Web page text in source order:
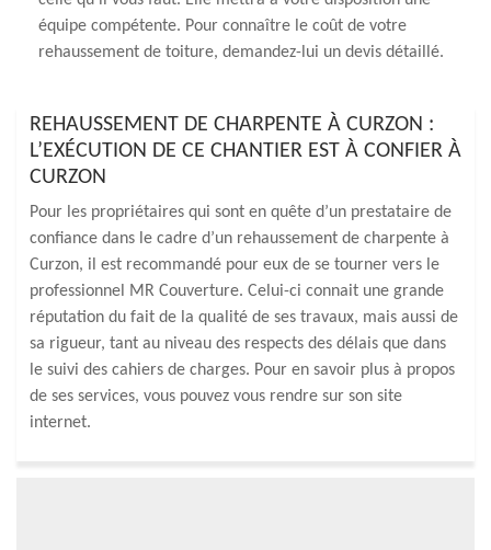
équipe compétente. Pour connaître le coût de votre
rehaussement de toiture, demandez-lui un devis détaillé.
REHAUSSEMENT DE CHARPENTE À CURZON :
L’EXÉCUTION DE CE CHANTIER EST À CONFIER À
CURZON
Pour les propriétaires qui sont en quête d’un prestataire de
confiance dans le cadre d’un rehaussement de charpente à
Curzon, il est recommandé pour eux de se tourner vers le
professionnel MR Couverture. Celui-ci connait une grande
réputation du fait de la qualité de ses travaux, mais aussi de
sa rigueur, tant au niveau des respects des délais que dans
le suivi des cahiers de charges. Pour en savoir plus à propos
de ses services, vous pouvez vous rendre sur son site
internet.